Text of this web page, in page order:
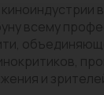
всему
и